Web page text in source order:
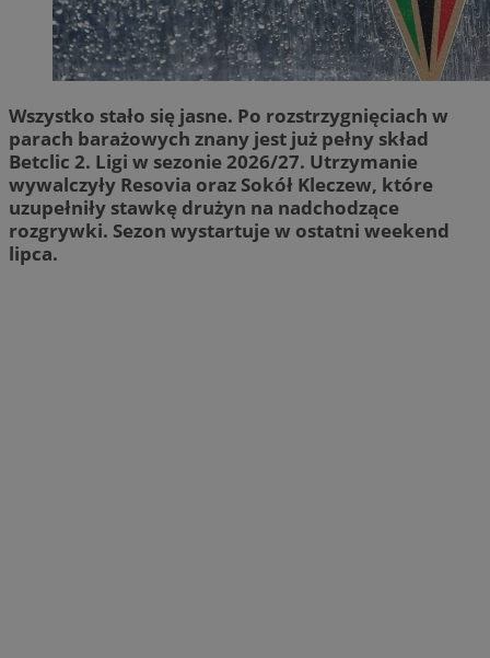
Wszystko stało się jasne. Po rozstrzygnięciach w
parach barażowych znany jest już pełny skład
Betclic 2. Ligi w sezonie 2026/27. Utrzymanie
wywalczyły Resovia oraz Sokół Kleczew, które
uzupełniły stawkę drużyn na nadchodzące
rozgrywki. Sezon wystartuje w ostatni weekend
lipca.